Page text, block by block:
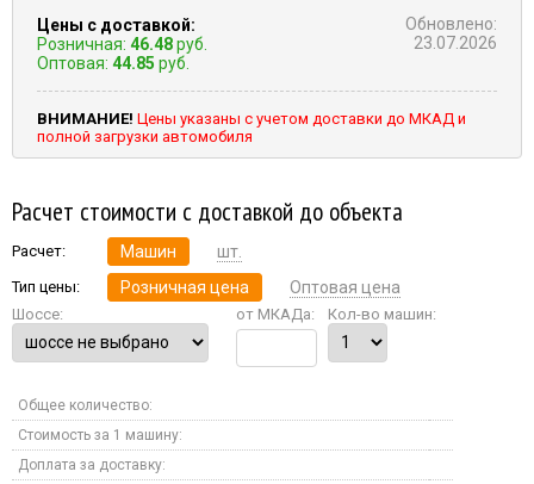
Цены с доставкой:
Розничная: 46.48руб.
Оптовая: 44.85 руб.
Обновлено:
23.07.2026
ВНИМАНИЕ! Цены указаны с учетом доставки до МКАД и
полной загрузки автомобиля
Расчет стоимости с доставкой до объекта
Расчет: Машин шт.
Тип цены: Розничная цена Оптовая цена
Шоссе: от МКАДа: Кол-во машин:
Общее количество:
Стоимость за 1 машину:
Доплата за доставку: